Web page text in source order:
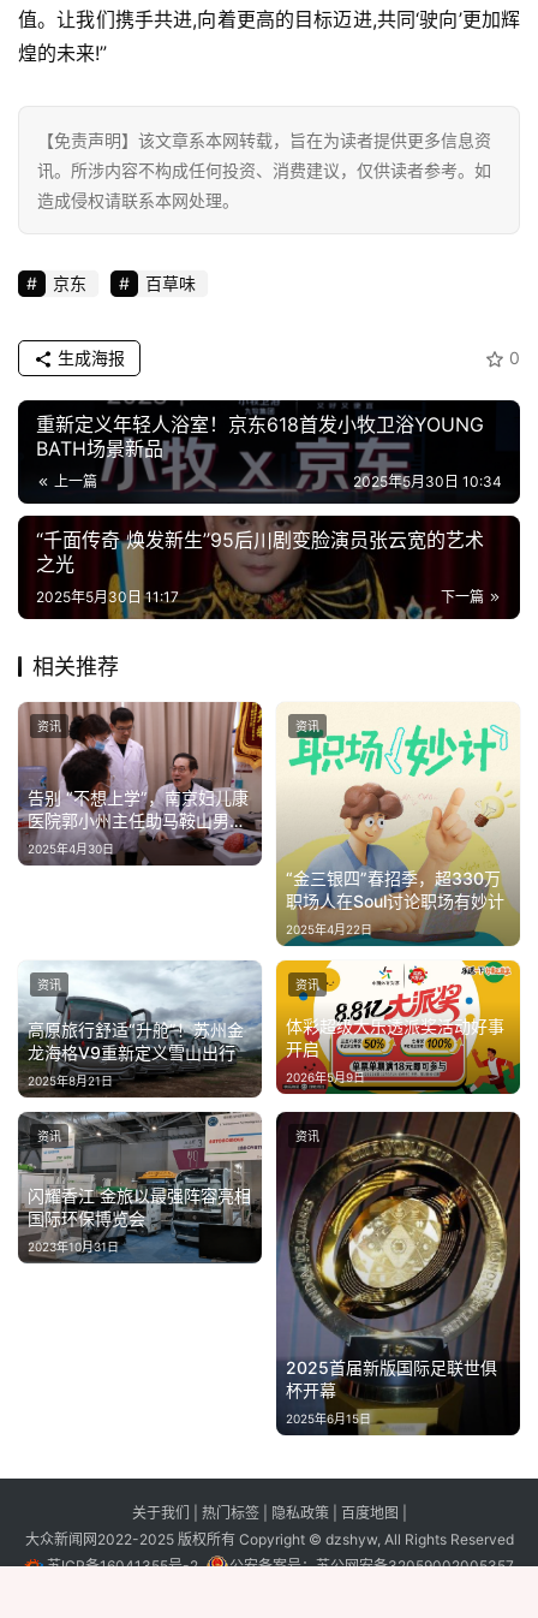
值。让我们携手共进,向着更高的目标迈进,共同‘驶向’更加辉
煌的未来!”
【免责声明】该文章系本网转载，旨在为读者提供更多信息资
讯。所涉内容不构成任何投资、消费建议，仅供读者参考。如
造成侵权请联系本网处理。
京东 百草味
0
生成海报
重新定义年轻人浴室！京东618首发小牧卫浴YOUNG
BATH场景新品
上一篇 2025年5月30日 10:34
“千面传奇 焕发新生”95后川剧变脸演员张云宽的艺术
之光
下一篇
2025年5月30日 11:17
相关推荐
告别 “不想上学”，南京妇儿康
医院郭小州主任助马鞍山男孩
开启学霸模式
2025年4月30日
资讯
“金三银四”春招季，超330万
职场人在Soul讨论职场有妙计
2025年4月22日
资讯
高原旅行舒适“升舱”！苏州金
龙海格V9重新定义雪山出行
2025年8月21日
资讯
体彩超级大乐透派奖活动好事
开启
2026年5月9日
资讯
闪耀香江 金旅以最强阵容亮相
国际环保博览会
2023年10月31日
资讯
2025首届新版国际足联世俱
杯开幕
2025年6月15日
资讯
关于我们 热门标签 隐私政策 百度地图
大众新闻网2022-2025 版权所有 Copyright © dzshyw, All Rights Reserved
苏ICP备16041355号-2
公安备案号：苏公网安备32059002005357